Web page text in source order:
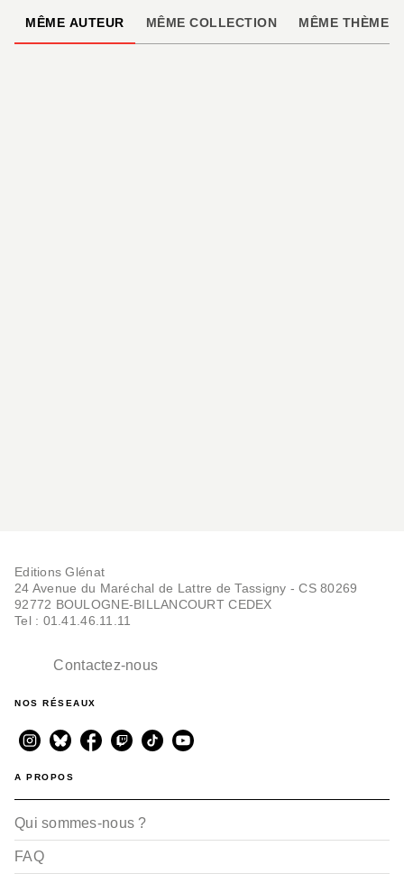
MÊME AUTEUR MÊME COLLECTION MÊME THÈME
Editions Glénat
24 Avenue du Maréchal de Lattre de Tassigny - CS 80269
92772 BOULOGNE-BILLANCOURT CEDEX
Tel : 01.41.46.11.11
Contactez-nous
NOS RÉSEAUX
A PROPOS
Qui sommes-nous ?
FAQ